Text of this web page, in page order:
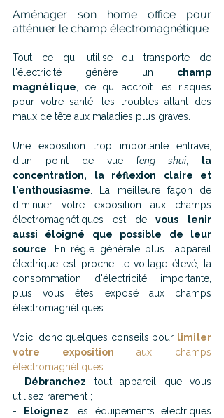
Aménager son home office pour
atténuer le champ électromagnétique
Tout ce qui utilise ou transporte de
l'électricité génère un champ
magnétique, ce qui accroît les risques
pour votre santé, les troubles allant des
maux de tête aux maladies plus graves.
Une exposition trop importante entrave,
d'un point de vue feng shui, la
concentration, la réflexion claire et
l'enthousiasme. La meilleure façon de
diminuer votre exposition aux champs
électromagnétiques est de vous tenir
aussi éloigné que possible de leur
source. En règle générale plus l'appareil
électrique est proche, le voltage élevé, la
consommation d'électricité importante,
plus vous êtes exposé aux champs
électromagnétiques.
Voici donc quelques conseils pour limiter
votre exposition aux champs
électromagnétiques :
-
Débranchez tout appareil que vous
utilisez rarement ;
-
Eloignez les équipements électriques